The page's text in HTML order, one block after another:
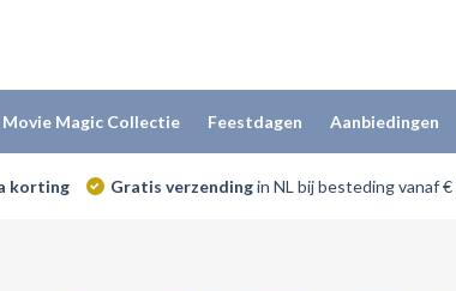
Movie Magic Collectie Feestdagen Aanbiedingen
korting Gratis verzendingin NL bij besteding vanaf €